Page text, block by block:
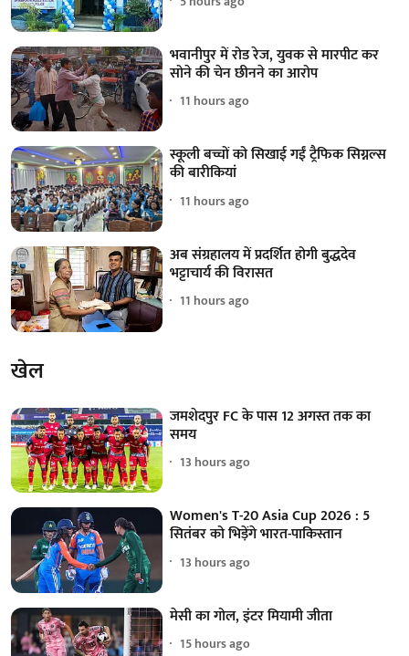
भवानीपुर में रोड रेज, युवक से मारपीट कर
सोने की चेन छीनने का आरोप
11 hours ago
स्कूली बच्चों को सिखाई गईं ट्रैफिक सिग्नल्स
की बारीकियां
11 hours ago
अब संग्रहालय में प्रदर्शित होगी बुद्धदेव
भट्टाचार्य की विरासत
11 hours ago
खेल
जमशेदपुर FC के पास 12 अगस्त तक का
समय
13 hours ago
Women's T-20 Asia Cup 2026 : 5
सितंबर को भिड़ेंगे भारत-पाकिस्तान
13 hours ago
मेसी का गोल, इंटर मियामी जीता
15 hours ago